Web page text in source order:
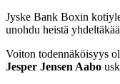
Jyske Bank Boxin
unohdu heistä
Voiton todennäköisyys
Jesper Jensen Aabo